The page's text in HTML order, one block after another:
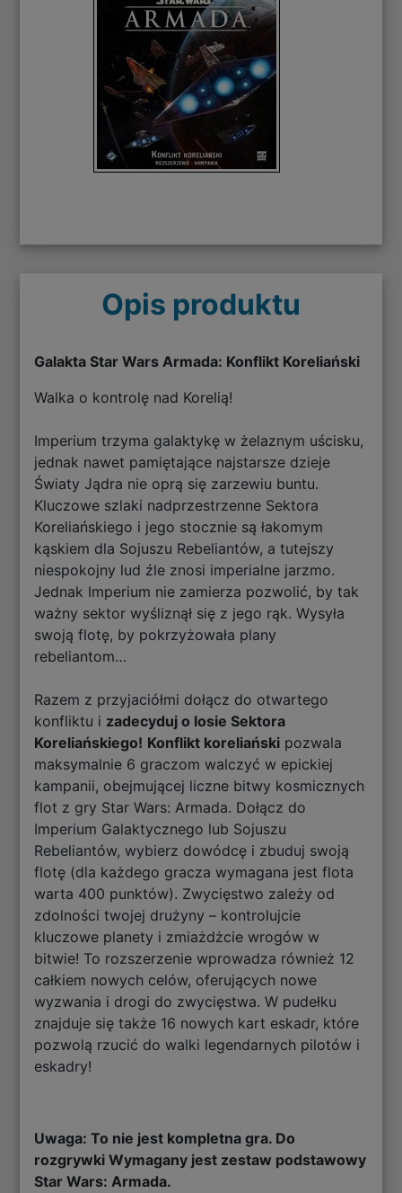
Opis produktu
Galakta Star Wars Armada: Konflikt Koreliański
Walka o kontrolę nad Korelią!
Imperium trzyma galaktykę w żelaznym uścisku,
jednak nawet pamiętające najstarsze dzieje
Światy Jądra nie oprą się zarzewiu buntu.
Kluczowe szlaki nadprzestrzenne Sektora
Koreliańskiego i jego stocznie są łakomym
kąskiem dla Sojuszu Rebeliantów, a tutejszy
niespokojny lud źle znosi imperialne jarzmo.
Jednak Imperium nie zamierza pozwolić, by tak
ważny sektor wyśliznął się z jego rąk. Wysyła
swoją flotę, by pokrzyżowała plany
rebeliantom…
Razem z przyjaciółmi dołącz do otwartego
konfliktu i zadecyduj o losie Sektora
Koreliańskiego! Konflikt koreliański pozwala
maksymalnie 6 graczom walczyć w epickiej
kampanii, obejmującej liczne bitwy kosmicznych
flot z gry Star Wars: Armada. Dołącz do
Imperium Galaktycznego lub Sojuszu
Rebeliantów, wybierz dowódcę i zbuduj swoją
flotę (dla każdego gracza wymagana jest flota
warta 400 punktów). Zwycięstwo zależy od
zdolności twojej drużyny – kontrolujcie
kluczowe planety i zmiażdżcie wrogów w
bitwie! To rozszerzenie wprowadza również 12
całkiem nowych celów, oferujących nowe
wyzwania i drogi do zwycięstwa. W pudełku
znajduje się także 16 nowych kart eskadr, które
pozwolą rzucić do walki legendarnych pilotów i
eskadry!
Uwaga: To nie jest kompletna gra. Do
rozgrywki Wymagany jest zestaw podstawowy
Star Wars: Armada.